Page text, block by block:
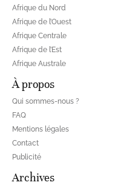
Afrique du Nord
Afrique de l’Ouest
Afrique Centrale
Afrique de l’Est
Afrique Australe
À propos
Qui sommes-nous ?
FAQ
Mentions légales
Contact
Publicité
Archives